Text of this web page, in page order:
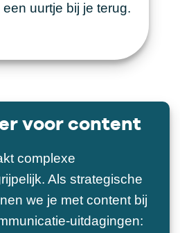
uurtje bij je terug.
voor content
complexe
Als strategische
we je met content bij
uitdagingen: